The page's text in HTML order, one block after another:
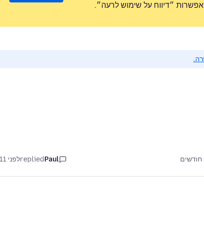
״דיווח על שימוש לרעה״.
Paul
repliedלפני 11 חודשים